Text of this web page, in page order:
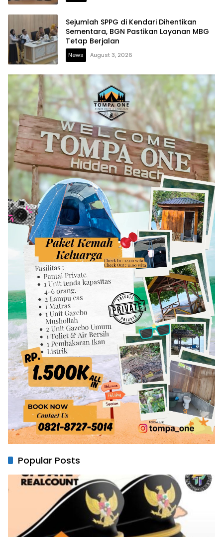
Sejumlah SPPG di Kendari Dihentikan
Sementara, BGN Pastikan Layanan MBG
Tetap Berjalan
News August 3, 2026
Popular Posts